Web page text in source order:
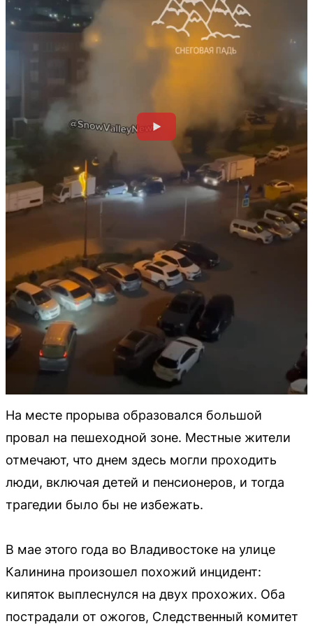
На месте прорыва образовался большой
провал на пешеходной зоне. Местные жители
отмечают, что днем здесь могли проходить
люди, включая детей и пенсионеров, и тогда
трагедии было бы не избежать.
В мае этого года во Владивостоке на улице
Калинина произошел похожий инцидент:
кипяток выплеснулся на двух прохожих. Оба
пострадали от ожогов, Следственный комитет